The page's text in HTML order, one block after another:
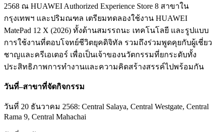
2568 ณ HUAWEI Authorized Experience Store 8 สาขาใน
กรุงเทพฯ และปริมณฑล เตรียมทดลองใช้งาน HUAWEI
MatePad 12 X (2026) ทั้งด้านสมรรถนะ เทคโนโลยี และรูปแบบ
การใช้งานที่ตอบโจทย์ชีวิตยุคดิจิทัล รวมถึงร่วมพูดคุยกับผู้เชี่ยว
ชาญและครีเอเตอร์ เพื่อเป็นเจ้าของนวัตกรรมที่ยกระดับทั้ง
ประสิทธิภาพการทำงานและความคิดสร้างสรรค์ไปพร้อมกัน
วันที่–สาขาที่จัดกิจกรรม
วันที่ 20 ธันวาคม 2568: Central Salaya, Central Westgate, Central
Rama 9, Central Mahachai